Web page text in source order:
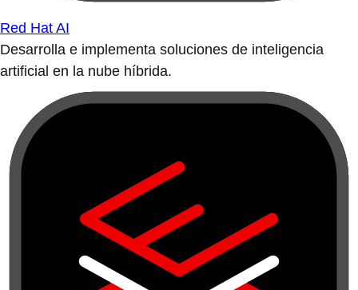
Red Hat AI
Desarrolla e implementa soluciones de inteligencia
artificial en la nube híbrida.